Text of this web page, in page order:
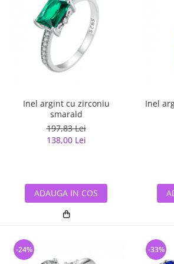
Inel argint cu zirconiu
smarald
197,83 Lei
138,00 Lei
ADAUGA IN COS
Inel
-24% -33%